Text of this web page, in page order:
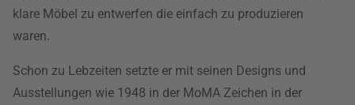
klare Möbel zu entwerfen die einfach zu produzieren
waren.
Schon zu Lebzeiten setzte er mit seinen Designs und
Ausstellungen wie 1948 in der MoMA Zeichen in der